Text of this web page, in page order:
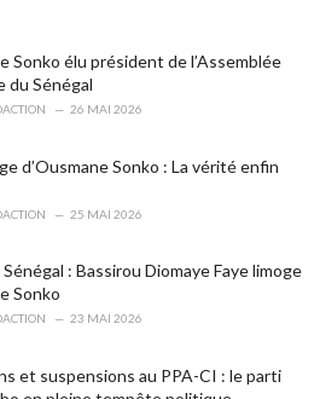
Sonko élu président de l’Assemblée
du Sénégal
26 MAI 2026
d’Ousmane Sonko : La vérité enfin
25 MAI 2026
: Bassirou Diomaye Faye limoge
Sonko
23 MAI 2026
et suspensions au PPA-CI : le parti